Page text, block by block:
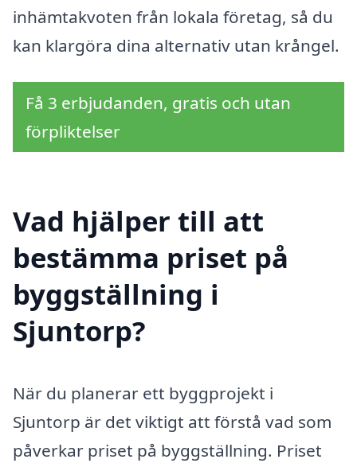
inhämtakvoten från lokala företag, så du
kan klargöra dina alternativ utan krångel.
Få 3 erbjudanden, gratis och utan
förpliktelser
Vad hjälper till att
bestämma priset på
byggställning i
Sjuntorp?
När du planerar ett byggprojekt i
Sjuntorp är det viktigt att förstå vad som
påverkar priset på byggställning. Priset